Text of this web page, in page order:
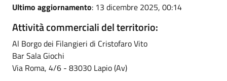
Ultimo aggiornamento: 13 dicembre 2025, 00:14
Attività commerciali del territorio:
Al Borgo dei Filangieri di Cristofaro Vito
Bar Sala Giochi
Via Roma, 4/6 - 83030 Lapio (Av)